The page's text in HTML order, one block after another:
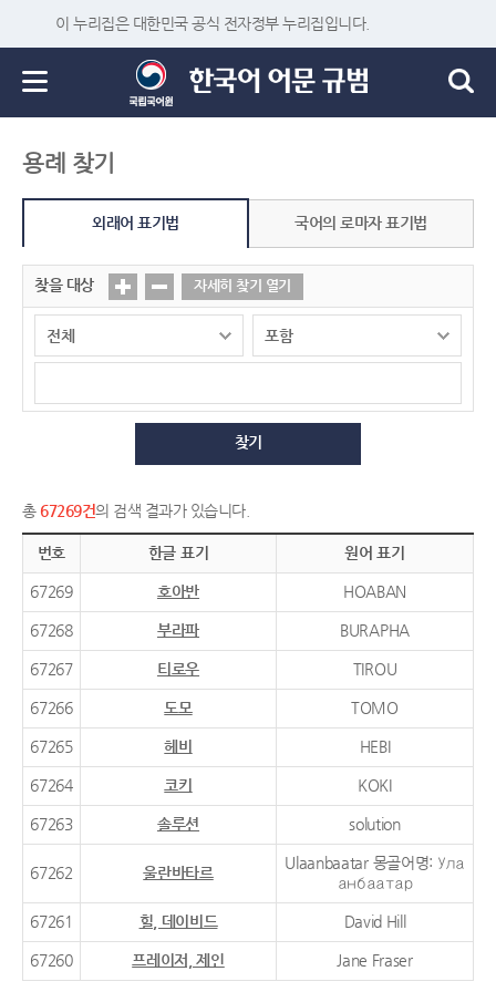
이 누리집은 대한민국 공식 전자정부 누리집입니다.
용례 찾기
외래어 표기법 국어의 로마자 표기법
찾을 대상 자세히 찾기 열기
찾기
총 67269건의 검색 결과가 있습니다.
번호 한글 표기 원어 표기
67269 호아반 HOABAN
67268 부라파 BURAPHA
67267 티로우 TIROU
67266 도모 TOMO
67265 헤비 HEBI
67264 코키 KOKI
67263 솔루션 solution
67262 울란바타르
Ulaanbaatar 몽골어명: Ула
анбаатар
67261 힐, 데이비드 David Hill
67260 프레이저, 제인 Jane Fraser